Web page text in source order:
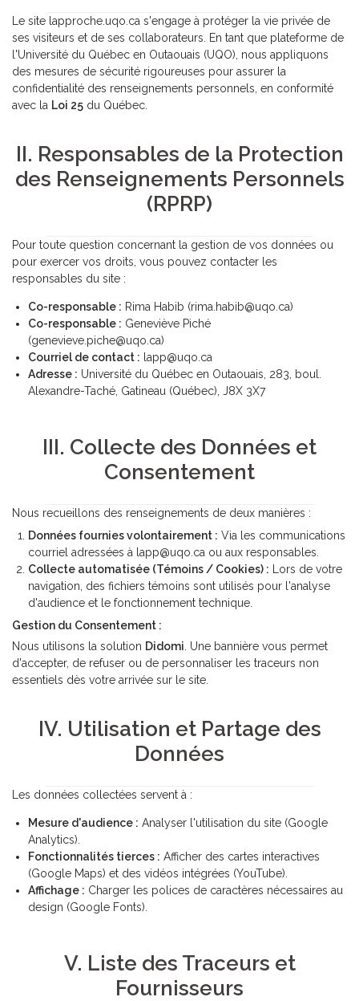
Le site lapproche.uqo.ca s'engage à protéger la vie privée de
ses visiteurs et de ses collaborateurs. En tant que plateforme de
l'Université du Québec en Outaouais (UQO), nous appliquons
des mesures de sécurité rigoureuses pour assurer la
confidentialité des renseignements personnels, en conformité
avec la Loi 25 du Québec.
II. Responsables de la Protection
des Renseignements Personnels
(RPRP)
Pour toute question concernant la gestion de vos données ou
pour exercer vos droits, vous pouvez contacter les
responsables du site :
Co-responsable : Rima Habib (rima.habib@uqo.ca)
Co-responsable : Geneviève Piché
(genevieve.piche@uqo.ca)
Courriel de contact : lapp@uqo.ca
Adresse : Université du Québec en Outaouais, 283, boul.
Alexandre-Taché, Gatineau (Québec), J8X 3X7
III. Collecte des Données et
Consentement
Nous recueillons des renseignements de deux manières :
Données fournies volontairement : Via les communications
courriel adressées à lapp@uqo.ca ou aux responsables.
Collecte automatisée (Témoins / Cookies) : Lors de votre
navigation, des fichiers témoins sont utilisés pour l'analyse
d'audience et le fonctionnement technique.
Gestion du Consentement :
Nous utilisons la solution Didomi . Une bannière vous permet
d'accepter, de refuser ou de personnaliser les traceurs non
essentiels dès votre arrivée sur le site.
IV. Utilisation et Partage des
Données
Les données collectées servent à :
Mesure d'audience : Analyser l'utilisation du site (Google
Analytics).
Fonctionnalités tierces : Afficher des cartes interactives
(Google Maps) et des vidéos intégrées (YouTube).
Affichage : Charger les polices de caractères nécessaires au
design (Google Fonts).
V. Liste des Traceurs et
Fournisseurs